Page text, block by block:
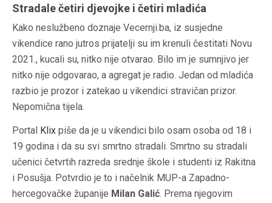
Stradale četiri djevojke i četiri mladića
Kako neslužbeno doznaje Vecernji.ba, iz susjedne
vikendice rano jutros prijatelji su im krenuli čestitati Novu
2021., kucali su, nitko nije otvarao. Bilo im je sumnjivo jer
nitko nije odgovarao, a agregat je radio. Jedan od mladića
razbio je prozor i zatekao u vikendici stravičan prizor.
Nepomična tijela.
Portal Klix piše da je u vikendici bilo osam osoba od 18 i
19 godina i da su svi smrtno stradali. Smrtno su stradali
učenici četvrtih razreda srednje škole i studenti iz Rakitna
i Posušja. Potvrdio je to i načelnik MUP-a Zapadno-
hercegovačke županije Milan Galić. Prema njegovim